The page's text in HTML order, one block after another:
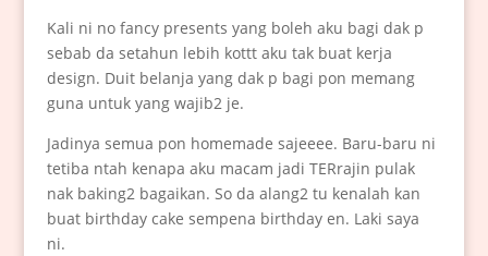
Kali ni no fancy presents yang boleh aku bagi dak p
sebab da setahun lebih kottt aku tak buat kerja
design. Duit belanja yang dak p bagi pon memang
guna untuk yang wajib2 je.
Jadinya semua pon homemade sajeeee. Baru-baru ni
tetiba ntah kenapa aku macam jadi TERrajin pulak
nak baking2 bagaikan. So da alang2 tu kenalah kan
buat birthday cake sempena birthday en. Laki saya
ni.